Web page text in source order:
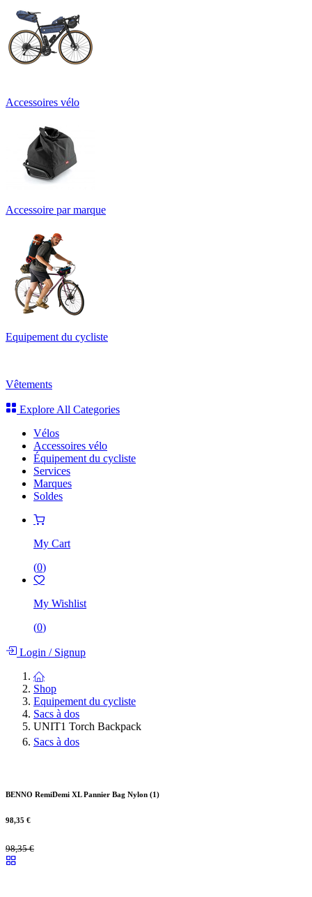
Accessoires vélo
Accessoire par marque
Equipement du cycliste
Vêtements
Explore All Categories
Vélos
Accessoires vélo
Équipement du cycliste
Services
Marques
Soldes
My Cart
(0)
My Wishlist
(0)
Login /Signup
Shop
Equipement du cycliste
Sacs à dos
UNIT1 Torch Backpack
Sacs à dos
BENNO RemiDemi XL Pannier Bag Nylon (1)
98,35 €
98,35€